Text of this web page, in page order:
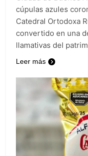
cúpulas azules
Catedral Ortodoxa
convertido en una
llamativas del
Leer más